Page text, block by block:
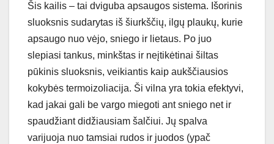
Šis kailis – tai dviguba apsaugos sistema. Išorinis
sluoksnis sudarytas iš šiurkščių, ilgų plaukų, kurie
apsaugo nuo vėjo, sniego ir lietaus. Po juo
slepiasi tankus, minkštas ir neįtikėtinai šiltas
pūkinis sluoksnis, veikiantis kaip aukščiausios
kokybės termoizoliacija. Ši vilna yra tokia efektyvi,
kad jakai gali be vargo miegoti ant sniego net ir
spaudžiant didžiausiam šalčiui. Jų spalva
varijuoja nuo tamsiai rudos ir juodos (ypač